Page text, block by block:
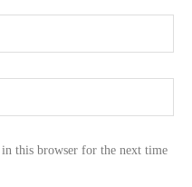
this browser for the next time